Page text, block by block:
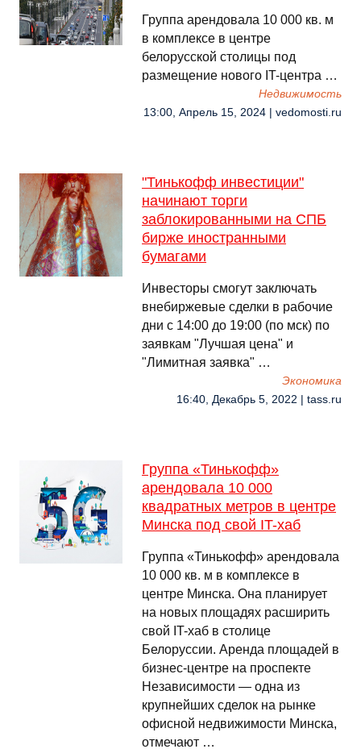
Группа арендовала 10 000 кв. м
в комплексе в центре
белорусской столицы под
размещение нового IT-центра …
Недвижимость
13:00, Апрель 15, 2024 | vedomosti.ru
"Тинькофф инвестиции"
начинают торги
заблокированными на СПБ
бирже иностранными
бумагами
Инвесторы смогут заключать
внебиржевые сделки в рабочие
дни с 14:00 до 19:00 (по мск) по
заявкам "Лучшая цена" и
"Лимитная заявка" …
Экономика
16:40, Декабрь 5, 2022 | tass.ru
Группа «Тинькофф»
арендовала 10 000
квадратных метров в центре
Минска под свой IT-хаб
Группа «Тинькофф» арендовала
10 000 кв. м в комплексе в
центре Минска. Она планирует
на новых площадях расширить
свой IT-хаб в столице
Белоруссии. Аренда площадей в
бизнес-центре на проспекте
Независимости — одна из
крупнейших сделок на рынке
офисной недвижимости Минска,
отмечают …